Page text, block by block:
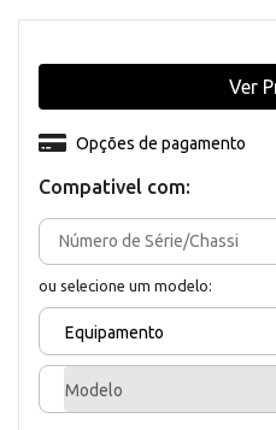
Compativel com:
ou selecione um modelo:
Equipamento
Modelo
Opções de pagamento
Ver